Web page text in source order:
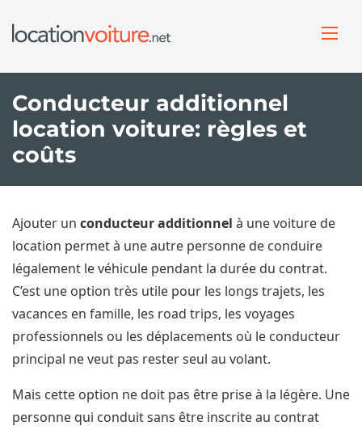
Conducteur additionnel
location voiture: règles et
coûts
Ajouter un conducteur additionnel à une voiture de
location permet à une autre personne de conduire
légalement le véhicule pendant la durée du contrat.
C’est une option très utile pour les longs trajets, les
vacances en famille, les road trips, les voyages
professionnels ou les déplacements où le conducteur
principal ne veut pas rester seul au volant.
Mais cette option ne doit pas être prise à la légère. Une
personne qui conduit sans être inscrite au contrat